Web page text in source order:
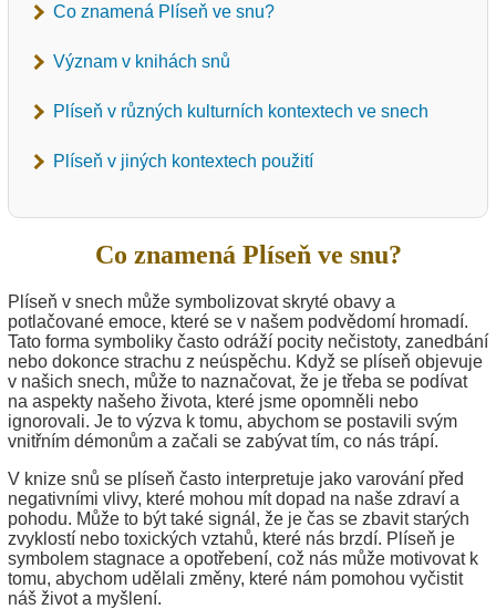
Co znamená Plíseň ve snu?
Význam v knihách snů
Plíseň v různých kulturních kontextech ve snech
Plíseň v jiných kontextech použití
Co znamená Plíseň ve snu?
Plíseň v snech může symbolizovat skryté obavy a
potlačované emoce, které se v našem podvědomí hromadí.
Tato forma symboliky často odráží pocity nečistoty, zanedbání
nebo dokonce strachu z neúspěchu. Když se plíseň objevuje
v našich snech, může to naznačovat, že je třeba se podívat
na aspekty našeho života, které jsme opomněli nebo
ignorovali. Je to výzva k tomu, abychom se postavili svým
vnitřním démonům a začali se zabývat tím, co nás trápí.
V knize snů se plíseň často interpretuje jako varování před
negativními vlivy, které mohou mít dopad na naše zdraví a
pohodu. Může to být také signál, že je čas se zbavit starých
zvyklostí nebo toxických vztahů, které nás brzdí. Plíseň je
symbolem stagnace a opotřebení, což nás může motivovat k
tomu, abychom udělali změny, které nám pomohou vyčistit
náš život a myšlení.